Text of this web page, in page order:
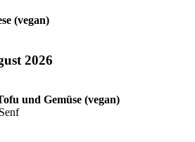
(vegan)
2026
und Gemüse (vegan)